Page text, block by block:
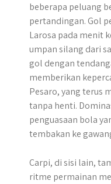
beberapa peluang
pertandingan. Gol
Larosa pada menit
umpan silang dari
gol dengan
memberikan
Pesaro, yang terus
tanpa henti.
penguasaan bola
tembakan ke
Carpi, di sisi lain,
ritme permainan